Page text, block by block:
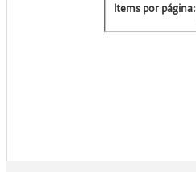
Items por página: